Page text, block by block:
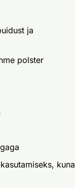
ja
polster
kuna